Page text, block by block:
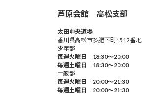
芦原会館 高松支部
太田中央道場
香川県高松市多肥下町1512番地
少年部
毎週火曜日 18:30～20:00
毎週土曜日 18:30～20:00
一般部
毎週火曜日 20:00～21:30
毎週土曜日 20:00～21:30